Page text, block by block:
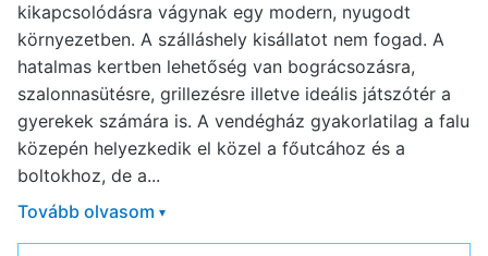
kikapcsolódásra vágynak egy modern, nyugodt
környezetben. A szálláshely kisállatot nem fogad. A
hatalmas kertben lehetőség van bográcsozásra,
szalonnasütésre, grillezésre illetve ideális játszótér a
gyerekek számára is. A vendégház gyakorlatilag a falu
közepén helyezkedik el közel a főutcához és a
boltokhoz, de a...
Tovább olvasom ▾